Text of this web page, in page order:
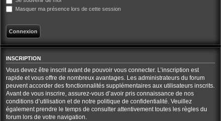
Masquer ma présence lors de cette session
INSCRIPTION
Vous devez être inscrit avant de pouvoir vous connecter. L’inscription est
rapide et vous offre de nombreux avantages. Les administrateurs du forum
peuvent accorder des fonctionnalités supplémentaires aux utilisateurs inscrits.
Avant de vous inscrire, assurez-vous d’avoir pris connaissance de nos
conditions d’utilisation et de notre politique de confidentialité. Veuillez
également prendre le temps de consulter attentivement toutes les règles du
forum lors de votre navigation.